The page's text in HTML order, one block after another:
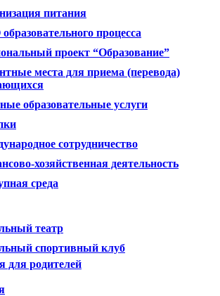
питания
процесса
проект “Образование”
места для приема (перевода)
образовательные услуги
сотрудничество
хозяйственная деятельность
среда
театр
спортивный клуб
для родителей